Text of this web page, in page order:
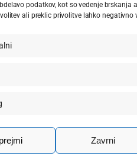
podatkov, kot so vedenje brskanja
ali preklic privolitve lahko negativno
Zavrni
Telefon:03 56 33 482
E-pošta:blagajna@dd-